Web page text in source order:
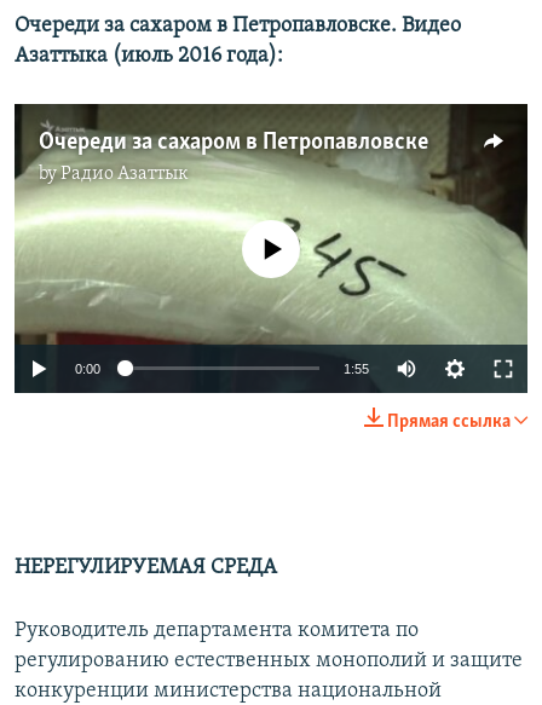
Очереди за сахаром в Петропавловске. Видео
Азаттыка (июль 2016 года):
Очереди за сахаром в Петропавловске
byРадио Азаттык
No media source currently available
0:00 1:55
Прямая ссылка
НЕРЕГУЛИРУЕМАЯ СРЕДА
Руководитель департамента комитета по
регулированию естественных монополий и защите
конкуренции министерства национальной